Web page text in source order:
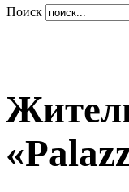
Поиск